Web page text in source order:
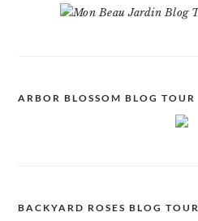
ARBOR BLOSSOM BLOG TOUR
BACKYARD ROSES BLOG TOUR